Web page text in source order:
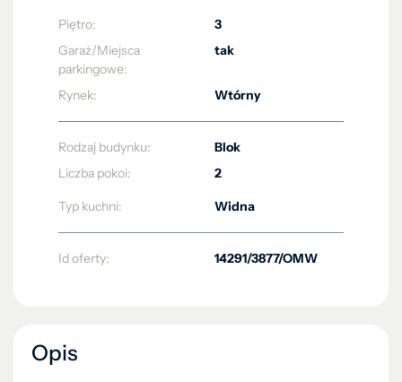
Piętro:
3
Garaż/Miejsca
parkingowe:
tak
Rynek: Wtórny
Rodzaj budynku:
Blok
Liczba pokoi:
2
Typ kuchni: Widna
Id oferty: 14291/3877/OMW
Opis